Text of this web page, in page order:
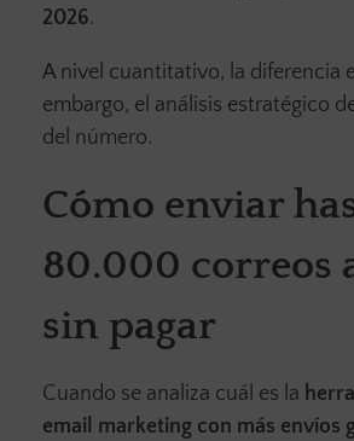
2026.
A nivel cuantitativo, la diferencia
embargo, el análisis estratégico
del número.
Cómo enviar
80.000 correos
sin pagar
Cuando se analiza cuál es la
email marketing con más envíos